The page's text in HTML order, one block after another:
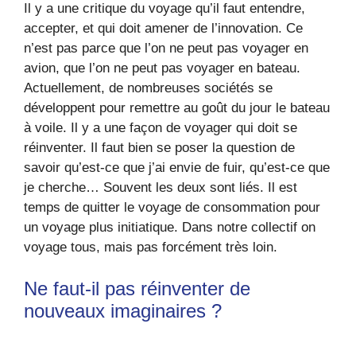
Il y a une critique du voyage qu’il faut entendre,
accepter, et qui doit amener de l’innovation. Ce
n’est pas parce que l’on ne peut pas voyager en
avion, que l’on ne peut pas voyager en bateau.
Actuellement, de nombreuses sociétés se
développent pour remettre au goût du jour le bateau
à voile. Il y a une façon de voyager qui doit se
réinventer. Il faut bien se poser la question de
savoir qu’est-ce que j’ai envie de fuir, qu’est-ce que
je cherche… Souvent les deux sont liés. Il est
temps de quitter le voyage de consommation pour
un voyage plus initiatique. Dans notre collectif on
voyage tous, mais pas forcément très loin.
Ne faut-il pas réinventer de
nouveaux imaginaires ?